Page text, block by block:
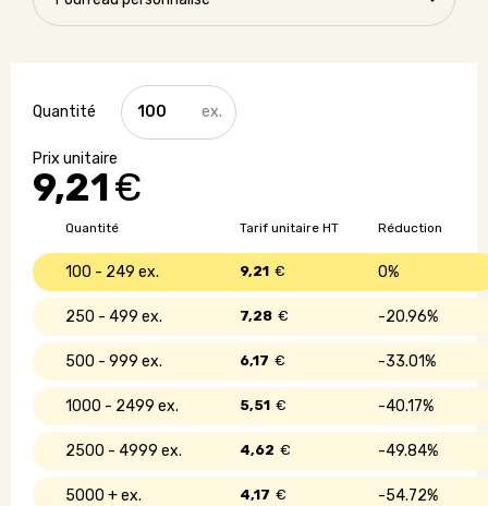
9,21€
quantité
de
Cube
bois
à
Quantité Réduction
Tarif unitaire HT
100 - 249 0%
9,21 €
250 - 499 20.96%
7,28 €
500 - 999 33.01%
6,17 €
1000 - 2499 40.17%
5,51 €
2500 - 4999 49.84%
4,62 €
5000 + 54.72%
4,17 €